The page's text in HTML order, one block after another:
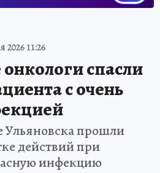
2026 11:26
спасли
с очень
Ульяновска прошли
действий при
инфекцию